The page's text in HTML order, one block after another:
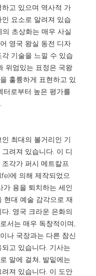
하고 있으며 역사적 가
요소로 알려져 있습
의 초상화는 매우 사실
영국 왕실 동전 디자
기술을 느낄 수 있습
위엄있는 표정은 국왕
훌륭하게 표현하고 있
터로부터 높은 평가를
최대의 볼거리인 기
려져 있습니다. 이 디
각가 퍼시 메트칼프
에 의해 제작되었으
가 용을 퇴치하는 세인
현대 예술 감각으로 재
. 영국 크라운 은화의
서는 매우 독창적이며,
나 국장과는 다른 참신
고 있습니다. 기사는
말에 걸쳐, 발밑에는
져 있습니다. 이 도안